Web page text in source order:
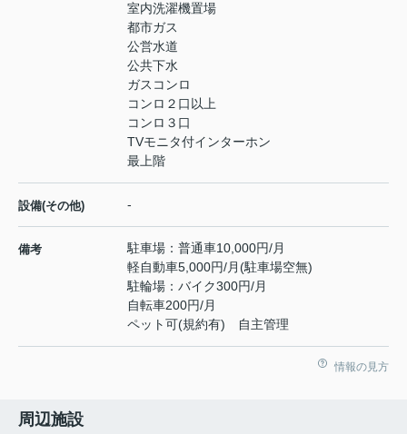
室内洗濯機置場
都市ガス
公営水道
公共下水
ガスコンロ
コンロ２口以上
コンロ３口
TVモニタ付インターホン
最上階
設備(その他) -
備考
駐車場：普通車10,000円/月
軽自動車5,000円/月(駐車場空無)
駐輪場：バイク300円/月
自転車200円/月
ペット可(規約有) 自主管理
情報の見方
周辺施設